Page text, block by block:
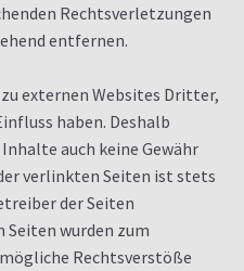
Rechtsverletzungen
entfernen.
externen Websites Dritter,
haben. Deshalb
auch keine Gewähr
verlinkten Seiten ist stets
der Seiten
wurden zum
Rechtsverstöße